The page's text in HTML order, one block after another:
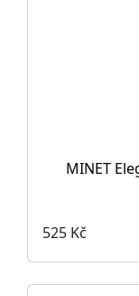
MINET
525 Kč